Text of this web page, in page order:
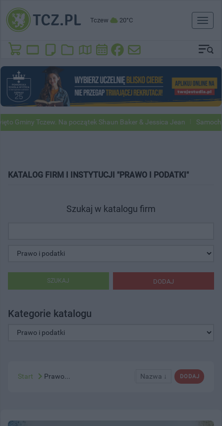
Tczew 20°C
Toggle
Tczew. Na początek Shaun Baker & Jessica Jean Samochody
KATALOG FIRM I INSTYTUCJI "PRAWO I PODATKI"
Szukaj w katalogu firm
DODAJ
SZUKAJ
Kategorie katalogu
DODAJ
Nazwa ↓
Start Prawo...